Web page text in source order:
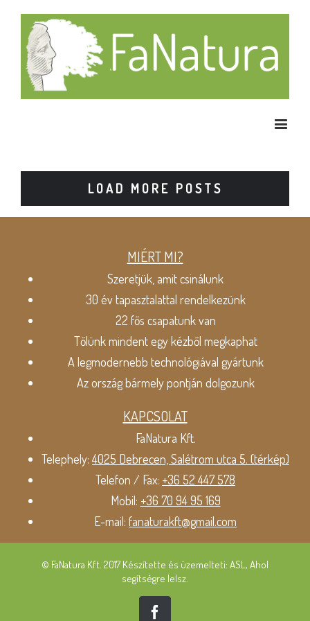
LOAD MORE POSTS
MIÉRT MI?
Szeretjük, amit csinálunk
30 év tapasztalattal rendelkezünk
22 fős csapatunk van
Tőlünk mindent egy kézből megkaphat
A legmodernebb technológiával gyártunk
Az ország bármely pontján dolgozunk
KAPCSOLAT
FaNatura Kft.
Telephely:4025 Debrecen, Salétrom utca 5. (térkép)
Telefon / Fax: +36 52 447 578
Mobil: +36 70 94 95 169
E-mail: fanaturakft@gmail.com
© FaNatura Kft. 2017 Készítette és üzemelteti: ASL, Ahol
segítségre lelsz.